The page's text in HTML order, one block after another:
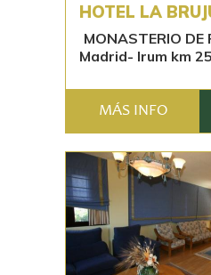
HOTEL LA
MONASTERIO
Madrid- Irum km
MÁS INFO